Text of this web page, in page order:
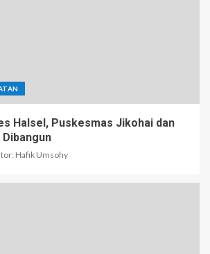
Halsel, Puskesmas Jikohai dan
Dibangun
Hafik Umsohy